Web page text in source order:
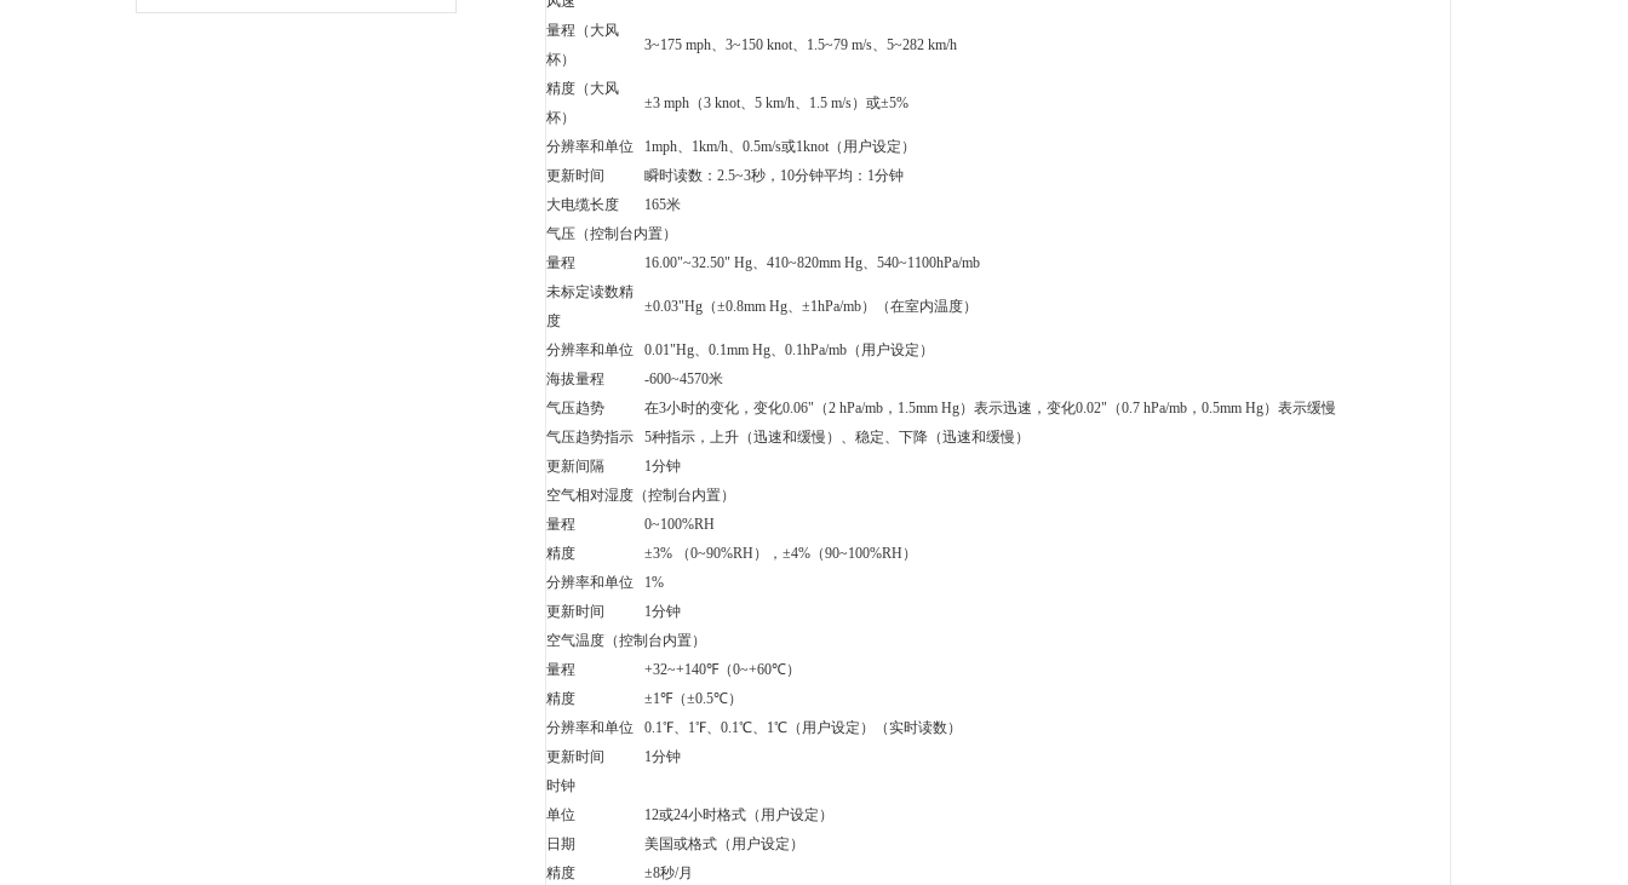
量程（大风
杯）
3~175 mph、3~150 knot、1.5~79 m/s、5~282 km/h
精度（大风
杯）
±3 mph（3 knot、5 km/h、1.5 m/s）或±5%
分辨率和单位
1mph、1km/h、0.5m/s或1knot（用户设定）
更新时间
瞬时读数：2.5~3秒，10分钟平均：1分钟
大电缆长度
165米
气压（控制台内置）
量程
16.00"~32.50" Hg、410~820mm Hg、540~1100hPa/mb
未标定读数精
度
±0.03"Hg（±0.8mm Hg、±1hPa/mb）（在室内温度）
分辨率和单位
0.01"Hg、0.1mm Hg、0.1hPa/mb（用户设定）
海拔量程
-600~4570米
气压趋势
在3小时的变化，变化0.06"（2 hPa/mb，1.5mm Hg）表示迅速，变化0.02"（0.7 hPa/mb，0.5mm Hg）表示缓慢
气压趋势指示
5种指示，上升（迅速和缓慢）、稳定、下降（迅速和缓慢）
更新间隔
1分钟
空气相对湿度（控制台内置）
量程
0~100%RH
精度
±3% （0~90%RH），±4%（90~100%RH）
分辨率和单位
1%
更新时间
1分钟
空气温度（控制台内置）
量程
+32~+140℉（0~+60℃）
精度
±1℉（±0.5℃）
分辨率和单位
0.1℉、1℉、0.1℃、1℃（用户设定）（实时读数）
更新时间
1分钟
时钟
单位
12或24小时格式（用户设定）
日期
美国或格式（用户设定）
精度
±8秒/月